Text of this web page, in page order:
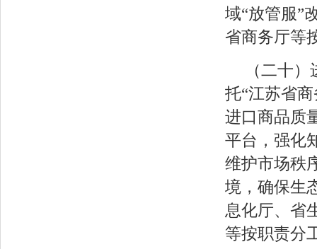
域“放管服”
省商务厅等
（二十
托“江苏省
进口商品质
平台，强化
维护市场秩
境，确保生
息化厅、省
等按职责分